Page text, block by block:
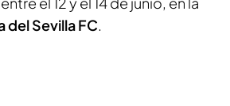
Sevilla FC.